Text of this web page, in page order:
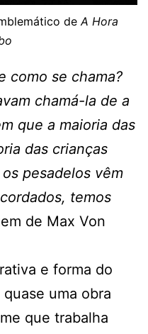
deA Hora
como se chama?
chamá-la de a
que a maioria das
das crianças
pesadelos vêm
temos
de Max Von
e forma do
quase uma obra
que trabalha